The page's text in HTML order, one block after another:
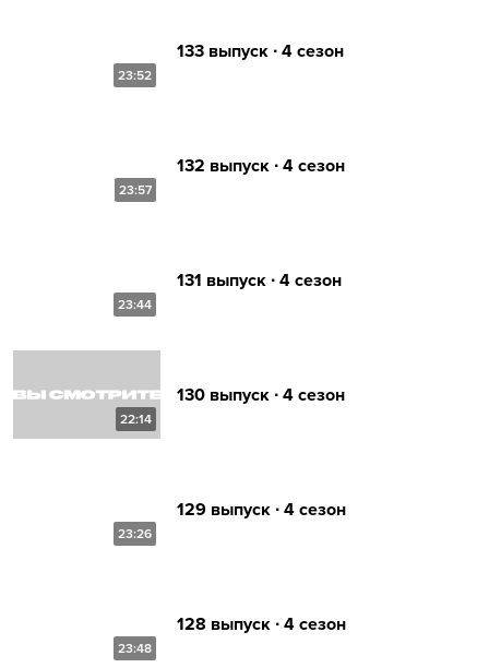
23:52
133 выпуск ∙ 4 сезон
23:57
132 выпуск ∙ 4 сезон
23:44
131 выпуск ∙ 4 сезон
22:14
130 выпуск ∙ 4 сезон
23:26
129 выпуск ∙ 4 сезон
23:48
128 выпуск ∙ 4 сезон